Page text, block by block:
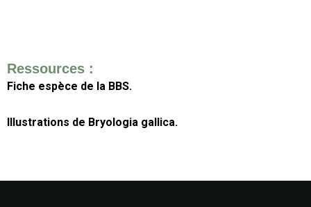
Ressources :
Fiche espèce de la BBS.
Illustrations de Bryologia gallica.